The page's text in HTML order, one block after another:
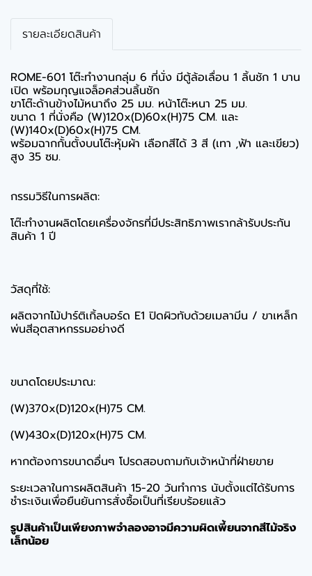
รายละเอียดสินค้า
ROME-601 โต๊ะทำงานกลุ่ม 6 ที่นั่ง มีตู้ล้อเลื่อน 1 ลิ้นชัก 1 บาน
เปิด พร้อมกุญแจล็อคส่วนลิ้นชัก
ขาโต๊ะด้านข้างไม้หนาถึง 25 มม. หน้าโต๊ะหนา 25 มม.
ขนาด 1 ที่นั่งคือ (W)120x(D)60x(H)75 CM. และ
(W)140x(D)60x(H)75 CM.
พร้อมฉากกั้นตั้งบนโต๊ะหุ้มผ้า เลือกสีได้ 3 สี (เทา ,ฟ้า และเขียว)
สูง 35 ซม.
กรรมวิธีในการผลิต:
โต๊ะทำงานผลิตโดยเครื่องจักรที่มีประสิทธิภาพเรากล้ารับประกัน
สินค้า 1 ปี
วัสดุที่ใช้:
ผลิตจากไม้ปาร์ติเกิ้ลบอร์ด E1 ปิดผิวทับด้วยเมลามีน / ขาเหล็ก
พ่นสีอุตสาหกรรมอย่างดี
ขนาดโดยประมาณ:
(W)370x(D)120x(H)75 CM.
(W)430x(D)120x(H)75 CM.
หากต้องการขนาดอื่นๆ โปรดสอบถามกับเจ้าหน้าที่ฝ่ายขาย
ระยะเวลาในการผลิตสินค้า 15-20 วันทำการ นับตั้งแต่ได้รับการ
ชำระเงินเพื่อยืนยันการสั่งซื้อเป็นที่เรียบร้อยแล้ว
รูปสินค้าเป็นเพียงภาพจำลองอาจมีความผิดเพี้ยนจากสีไม้จริง
เล็กน้อย